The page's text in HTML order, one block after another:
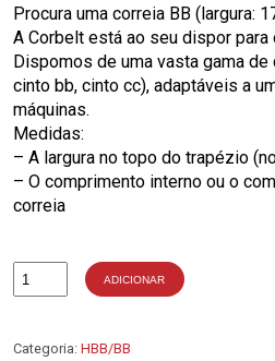
Procura uma correia BB (largura:
A Corbelt está ao seu dispor para
Dispomos de uma vasta gama de
cinto bb, cinto cc), adaptáveis a
máquinas.
Medidas:
– A largura no topo do trapézio
– O comprimento interno ou o
correia
Quantidade
ADICIONAR
Categoria: HBB/BB